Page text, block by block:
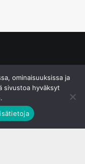
ominaisuuksissa ja
sivustoa hyväksyt